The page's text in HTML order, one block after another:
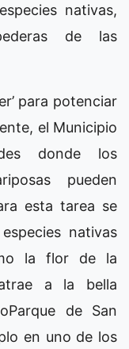
nativas,
de las
para potenciar
el Municipio
donde los
pueden
esta tarea se
nativas
la flor de la
atrae a la bella
de San
en uno de los